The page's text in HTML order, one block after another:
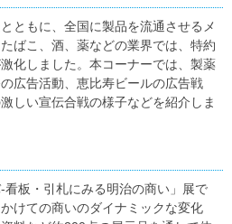
ともに、全国に製品を流通させるメ
ばこ、酒、薬などの業界では、特約
化しました。本コーナーでは、製薬
広告活動、恵比寿ビールの広告戦
しい宣伝合戦の様子などを紹介しま
看板・引札にみる明治の商い」展で
けての商いのダイナミックな変化